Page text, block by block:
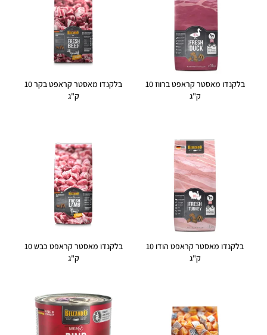
בלקנדו מאסטר קראפט ברווז 10
ק"ג
בלקנדו מאסטר קראפט בקר 10
ק"ג
בלקנדו מאסטר קראפט הודו 10
ק"ג
בלקנדו מאסטר קראפט כבש 10
ק"ג